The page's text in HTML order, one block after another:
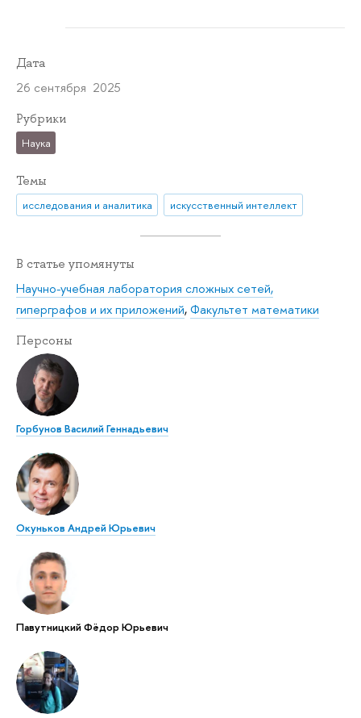
Дата
26 сентября 2025
Рубрики
Наука
Темы
исследования и аналитика искусственный интеллект
В статье упомянуты
Научно-учебная лаборатория сложных сетей,
гиперграфов и их приложений,Факультет математики
Персоны
Горбунов Василий Геннадьевич
Окуньков Андрей Юрьевич
Павутницкий Фёдор Юрьевич